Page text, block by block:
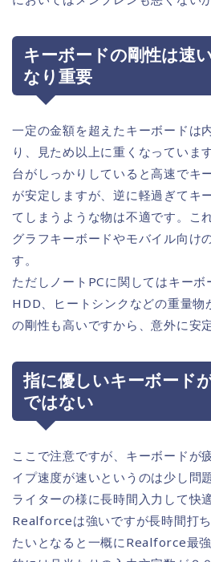
キーボードの剛性は速
なり重要
一定の金額を超えたキーボードは
り、見ため以上に重くなっていま
台がしっかりしていると高速でキ
が安定しますが、逆に軽過ぎてキ
てしまうような物は不適です。こ
グラフキーボードやモバイル向け
す。
ただしノートPCに関してはキー
HDD、ヒートシンクなどの重量物
の剛性も高いですから、意外に安
指に優しいキーボード
ではない
ここで注意ですが、キーボードが
イプ速度が速いというのは少し問
ライターの様に長時間入力して快
Realforceは強いですが長時間打
たいとなると一概にRealforce最